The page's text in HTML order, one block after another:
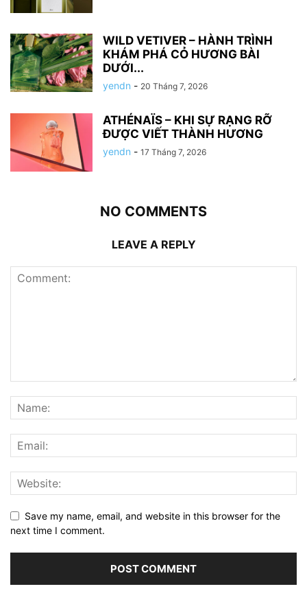
WILD VETIVER – HÀNH TRÌNH
KHÁM PHÁ CỎ HƯƠNG BÀI
DƯỚI...
yendn - 20 Tháng 7, 2026
ATHÉNAÏS – KHI SỰ RẠNG RỠ
ĐƯỢC VIẾT THÀNH HƯƠNG
yendn - 17 Tháng 7, 2026
NO COMMENTS
LEAVE A REPLY
Save my name, email, and website in this browser for the
next time I comment.